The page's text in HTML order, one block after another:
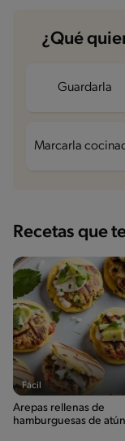
Energía
Proteína
Grasas
¿Qué
Guardarla
Marcarla
Recetas que
Fácil
Arepas rellenas de
hamburguesas de atún